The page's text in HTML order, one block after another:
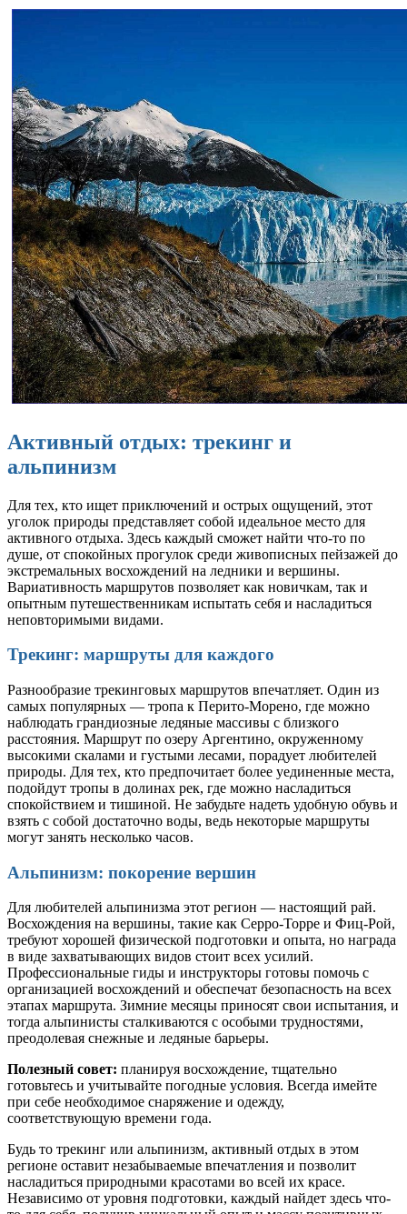
Активный отдых: трекинг и
альпинизм
Для тех, кто ищет приключений и острых ощущений, этот
уголок природы представляет собой идеальное место для
активного отдыха. Здесь каждый сможет найти что-то по
душе, от спокойных прогулок среди живописных пейзажей до
экстремальных восхождений на ледники и вершины.
Вариативность маршрутов позволяет как новичкам, так и
опытным путешественникам испытать себя и насладиться
неповторимыми видами.
Трекинг: маршруты для каждого
Разнообразие трекинговых маршрутов впечатляет. Один из
самых популярных — тропа к Перито-Морено, где можно
наблюдать грандиозные ледяные массивы с близкого
расстояния. Маршрут по озеру Аргентино, окруженному
высокими скалами и густыми лесами, порадует любителей
природы. Для тех, кто предпочитает более уединенные места,
подойдут тропы в долинах рек, где можно насладиться
спокойствием и тишиной. Не забудьте надеть удобную обувь и
взять с собой достаточно воды, ведь некоторые маршруты
могут занять несколько часов.
Альпинизм: покорение вершин
Для любителей альпинизма этот регион — настоящий рай.
Восхождения на вершины, такие как Серро-Торре и Фиц-Рой,
требуют хорошей физической подготовки и опыта, но награда
в виде захватывающих видов стоит всех усилий.
Профессиональные гиды и инструкторы готовы помочь с
организацией восхождений и обеспечат безопасность на всех
этапах маршрута. Зимние месяцы приносят свои испытания, и
тогда альпинисты сталкиваются с особыми трудностями,
преодолевая снежные и ледяные барьеры.
Полезный совет: планируя восхождение, тщательно
готовьтесь и учитывайте погодные условия. Всегда имейте
при себе необходимое снаряжение и одежду,
соответствующую времени года.
Будь то трекинг или альпинизм, активный отдых в этом
регионе оставит незабываемые впечатления и позволит
насладиться природными красотами во всей их красе.
Независимо от уровня подготовки, каждый найдет здесь что-